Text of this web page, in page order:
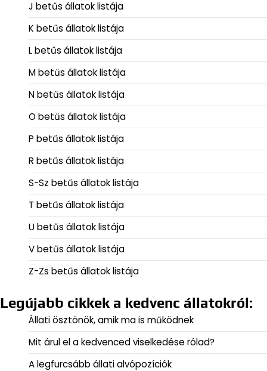
J betűs állatok listája
K betűs állatok listája
L betűs állatok listája
M betűs állatok listája
N betűs állatok listája
O betűs állatok listája
P betűs állatok listája
R betűs állatok listája
S-Sz betűs állatok listája
T betűs állatok listája
U betűs állatok listája
V betűs állatok listája
Z-Zs betűs állatok listája
Legújabb cikkek a kedvenc állatokról:
Állati ösztönök, amik ma is működnek
Mit árul el a kedvenced viselkedése rólad?
A legfurcsább állati alvópozíciók